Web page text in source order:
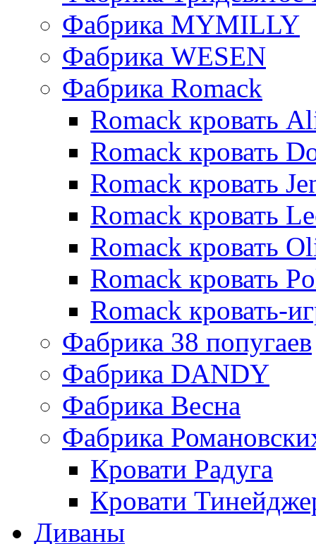
Фабрика MYMILLY
Фабрика WESEN
Фабрика Romack
Romack кровать
Romack кровать
Romack кровать
Romack кровать
Romack кровать
Romack кровать
Romack кровать-
Фабрика 38 попугаев
Фабрика DАNDY
Фабрика Весна
Фабрика
Кровати Радуга
Кровати
Диваны